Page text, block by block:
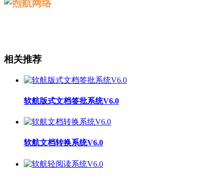
相关推荐
软航版式文档签批系统V6.0
软航文档转换系统V6.0